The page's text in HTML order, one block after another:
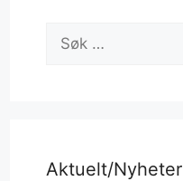
Søk
etter:
Aktuelt/Nyheter